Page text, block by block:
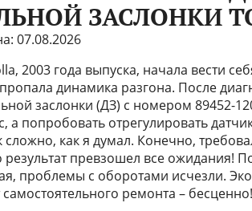
ЗАСЛОНКИ
07.08.2026
2003 года выпуска, начала вести
динамика разгона. После
заслонки (ДЗ) с номером 89452-
а попробовать отрегулировать
сложно, как я думал. Конечно,
результат превзошел все
проблемы с оборотами исчезли.
самостоятельного ремонта – бесценно!